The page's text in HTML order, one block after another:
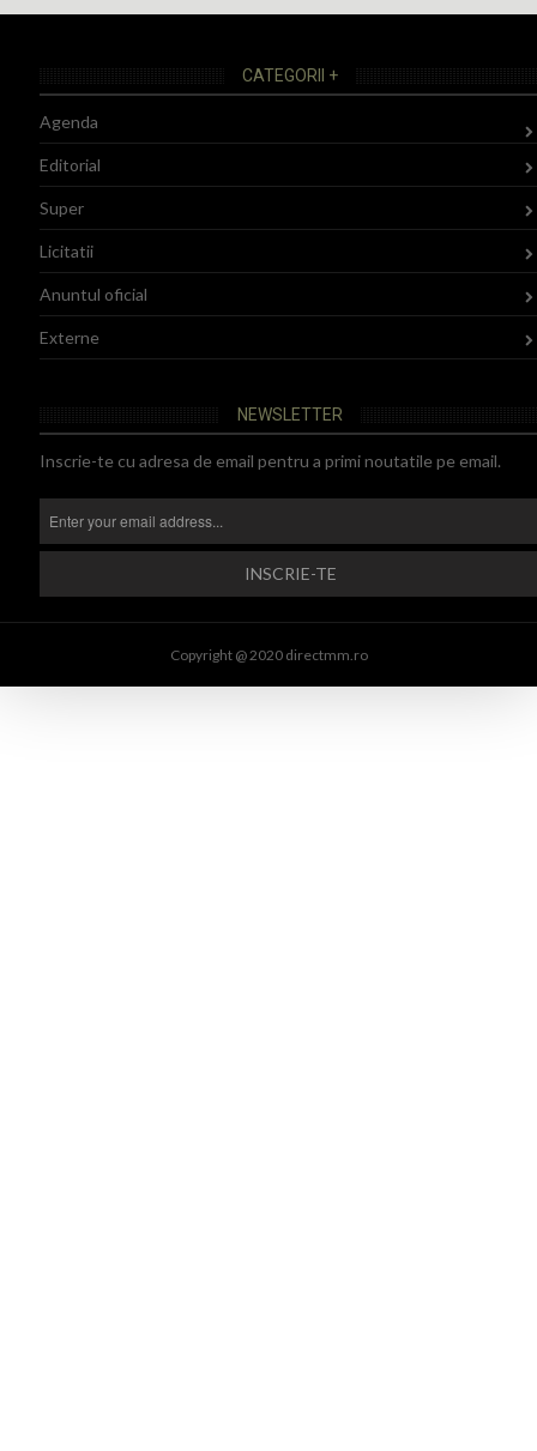
CATEGORII +
Agenda
Editorial
Super
Licitatii
Anuntul oficial
Externe
NEWSLETTER
Inscrie-te cu adresa de email pentru a primi noutatile pe email.
Copyright @ 2020 directmm.ro